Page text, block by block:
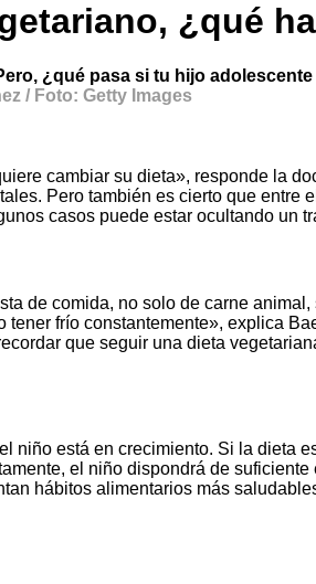
¿qué
¿qué pasa si tu hijo
/ Foto: Getty Images
cambiar su dieta», responde la
Pero también es cierto que entre
casos puede estar ocultando un
de comida, no solo de carne
frío constantemente», explica
que seguir una dieta
niño está en crecimiento. Si la dieta
el niño dispondrá de
hábitos alimentarios más